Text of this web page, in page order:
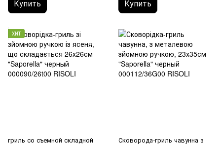
Купить Купить
ХИТ
гриль со съемной складной
Сковорода-гриль чавунна з